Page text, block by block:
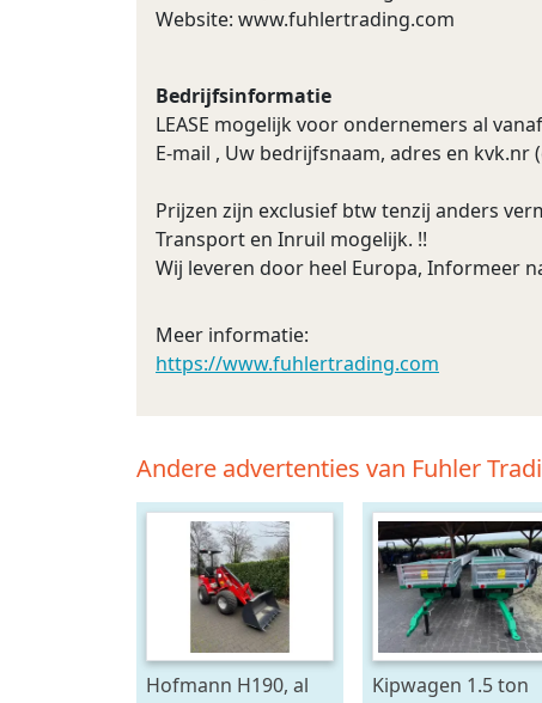
Website: www.fuhlertrading.com
Bedrijfsinformatie
LEASE mogelijk voor ondernemers al
E-mail , Uw bedrijfsnaam, adres en
Prijzen zijn exclusief btw tenzij anders
Transport en Inruil mogelijk. !!
Wij leveren door heel Europa, Informeer
Meer informatie:
https://www.fuhlertrading.com
Andere advertenties van Fuhler
Hofmann H190, al
Kipwagen 1.5 ton